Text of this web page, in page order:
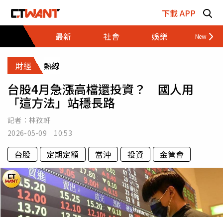
下載 APP
最新
社會 娛樂 財經
財經 熱線
台股4月急漲高檔還投資？ 國人用
「這方法」站穩長路
記者： 林孜軒
2026-05-09 10:53
台股 定期定額 當沖 投資 金管會